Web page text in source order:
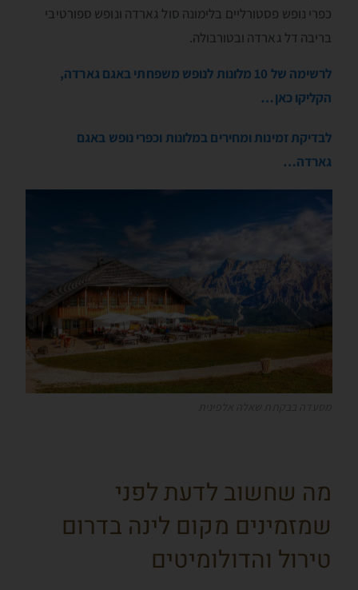
כפרי נופש פסטורליים בלימונה סול גארדה ונופש ספורטיבי
בריבה דל גארדה ובטורבולה.
לרשימה של 10 מלונות לנופש משפחתי באגם גארדה,
הקליקו כאן…
לבדיקת זמינות ומחירים במלונות וכפרי נופש באגם
גארדה…
מה שחשוב לדעת לפני
שמזמינים מקום לינה בדרום
טירול והדולומיטים